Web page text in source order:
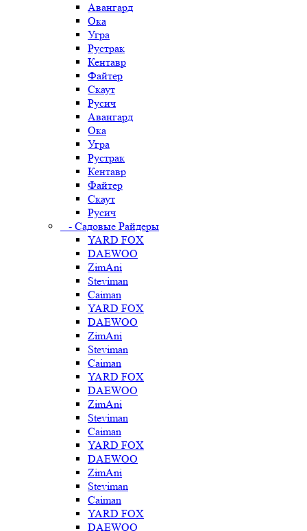
Авангард
Ока
Угра
Рустрак
Кентавр
Файтер
Скаут
Русич
Авангард
Ока
Угра
Рустрак
Кентавр
Файтер
Скаут
Русич
- Садовые Райдеры
YARD FOX
DAEWOO
ZimAni
Steviman
Caiman
YARD FOX
DAEWOO
ZimAni
Steviman
Caiman
YARD FOX
DAEWOO
ZimAni
Steviman
Caiman
YARD FOX
DAEWOO
ZimAni
Steviman
Caiman
YARD FOX
DAEWOO